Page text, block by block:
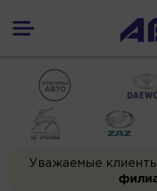
Уважаемые